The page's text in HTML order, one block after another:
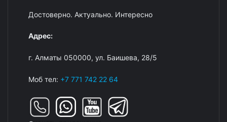
Достоверно. Актуально. Интересно
Адрес:
г. Алматы 050000, ул. Баишева, 28/5
Моб тел: +7 771 742 22 64